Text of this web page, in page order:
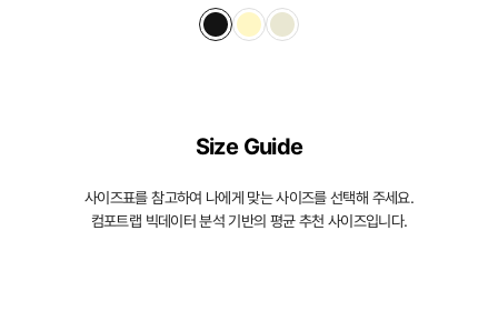
Size Guide
사이즈표를 참고하여 나에게 맞는 사이즈를 선택해 주세요.
컴포트랩 빅데이터 분석 기반의 평균 추천 사이즈입니다.